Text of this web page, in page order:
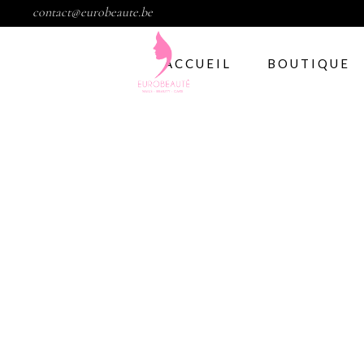
contact@eurobeaute.be
ACCUEIL BOUTIQUE